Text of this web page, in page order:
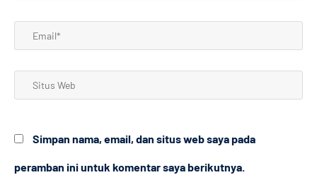
Email*
Situs
Simpan nama, email, dan situs web saya pada
peramban ini untuk komentar saya berikutnya.